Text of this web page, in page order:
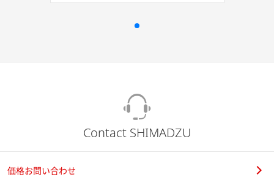
Contact SHIMADZU
価格お問い合わせ